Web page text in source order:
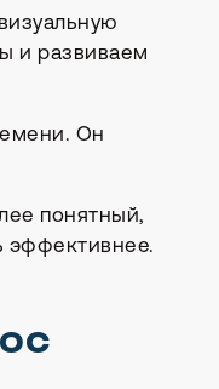
и развиваем
Он
понятный,
эффективнее.